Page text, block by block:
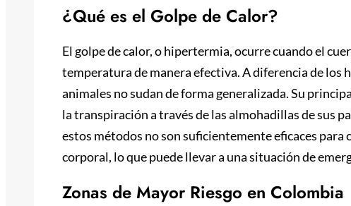
¿Qué es el Golpe de Calor?
El golpe de calor, o hipertermia, ocurre cuando el
temperatura de manera efectiva. A diferencia de los
animales no sudan de forma generalizada. Su
la transpiración a través de las almohadillas de sus
estos métodos no son suficientemente eficaces
corporal, lo que puede llevar a una situación de
Zonas de Mayor Riesgo en Colombia